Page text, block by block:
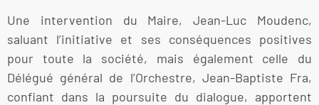
Une intervention du Maire, Jean-Luc Moudenc,
saluant l’initiative et ses conséquences positives
pour toute la société, mais également celle du
Délégué général de l’Orchestre, Jean-Baptiste Fra,
confiant dans la poursuite du dialogue, apportent